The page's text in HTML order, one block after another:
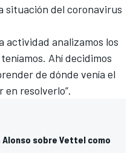
situación del coronavirus
actividad analizamos los
Ahí decidimos
de dónde venía el
resolverlo”.
sobre Vettel como